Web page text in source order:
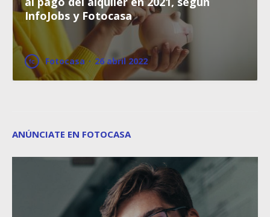
InfoJobs y Fotocasa
Fotocasa · 26 abril 2022
ANÚNCIATE EN FOTOCASA